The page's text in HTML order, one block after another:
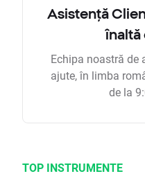
Asistență
înaltă
Echipa noastră de
ajute, în limba
de la
TOP INSTRUMENTE